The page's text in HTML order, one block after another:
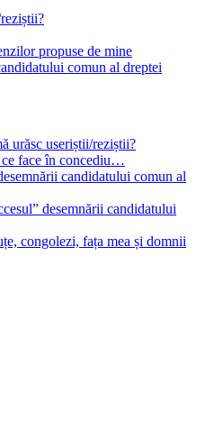
propuse de mine
comun al dreptei
urăsc useriștii/reziștii?
face în concediu…
candidatului comun al
desemnării candidatului
congolezi, fața mea și domnii